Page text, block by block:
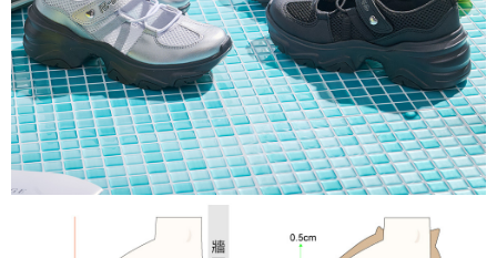
【注意事項】
１．透過由恩沛科技股份有限公司提供之「AFTEE先享後付」服務完成之交
易，需依本服務之必要範圍內提供個人資料，並將交易相關給付款項請求債
權轉讓予恩沛科技股份有限公司。
２．關於個人資料處理事宜，請瀏覽以下網址：
https://aftee.tw/terms/#terms3
３．未成年的使用者請事先徵得法定代理人或監護人之同意方可使用
「AFTEE先享後付」，若未經同意申辦者引起之損失，本公司不負相關責
任。
４．使用「AFTEE先享後付」時，將依據個別帳號之用戶狀況，依本公司即
時審查核予不同之上限額度；若仍有額度不足之情形，本公司將視審查結果